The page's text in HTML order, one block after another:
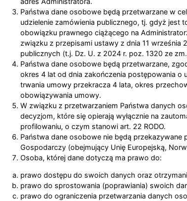
Państwa dane osobowe będą przetwarzane w
udzielenie zamówienia publicznego, tj. gdyż jest
obowiązku prawnego ciążącego na
związku z przepisami ustawy z dnia 11 września
publicznych (t.j. Dz. U. z 2024 r. poz. 1320 ze
Państwa dane osobowe będą przetwarzane,
okres 4 lat od dnia zakończenia postępowania o
trwania umowy przekracza 4 lata, okres
obowiązywania umowy.
W związku z przetwarzaniem Państwa danych
decyzjom, które się opierają wyłącznie na
profilowaniu, o czym stanowi art. 22 RODO.
Państwa dane osobowe nie będą przekazywane
Gospodarczy (obejmujący Unię Europejską,
Osoba, której dane dotyczą ma prawo do:
prawo dostępu do swoich danych oraz
prawo do sprostowania (poprawiania) swoich
prawo do ograniczenia przetwarzania danych